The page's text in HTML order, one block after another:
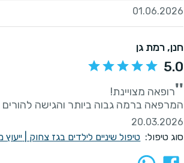
01.06.2026
חנן, רמת גן
5.0
''
המרפאה ברמה גבוה ביותר והגישה
20.03.2026
סוג טיפול: טיפול שיניים לילדים בגז צחוק